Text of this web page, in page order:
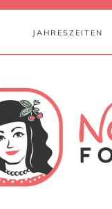
JAHRESZEITEN